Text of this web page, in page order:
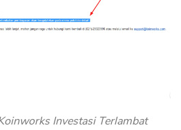
Investasi Terlambat